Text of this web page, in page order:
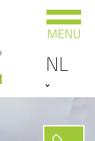
NL
MENU